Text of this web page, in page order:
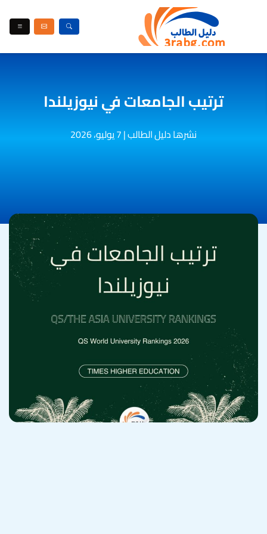
ترتيب الجامعات في نيوزيلندا
نشرها دليل الطالب|7 يوليو، 2026